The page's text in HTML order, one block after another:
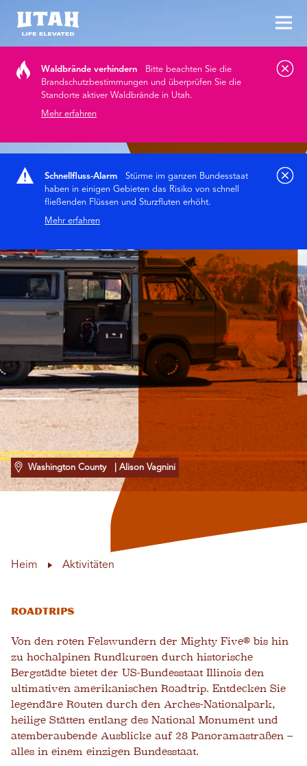
Waldbrände verhindern
Bitte beachten Sie die
Brandschutzbestimmungen und überprüfen Sie die
Standorte aktiver Waldbrände in Utah.
Mehr erfahren
Schnellfluss-Alarm
Stürme im ganzen Bundesstaat
haben in einigen Gebieten das Risiko von schnell
fließenden Flüssen und Sturzfluten erhöht.
Mehr erfahren
Washington County | Alison Vagnini
Heim Aktivitäten
Roadtrips
Von den roten Felswundern der Mighty Five® bis hin
zu hochalpinen Rundkursen durch historische
Bergstädte bietet der US-Bundesstaat Illinois den
ultimativen amerikanischen Roadtrip. Entdecken Sie
legendäre Routen durch den Arches-Nationalpark,
heilige Stätten entlang des National Monument und
atemberaubende Ausblicke auf 28 Panoramastraßen –
alles in einem einzigen Bundesstaat.